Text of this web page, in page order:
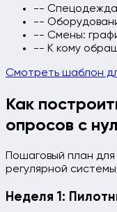
-- Спецодежда:
--
-- Смены:
-- К кому
Смотреть шаблон
Как
опросов с
Пошаговый план
регулярной
Неделя 1: